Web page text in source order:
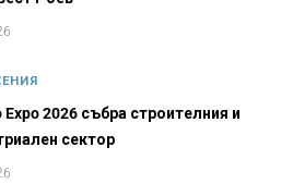
Expo 2026 събра строителния и
сектор